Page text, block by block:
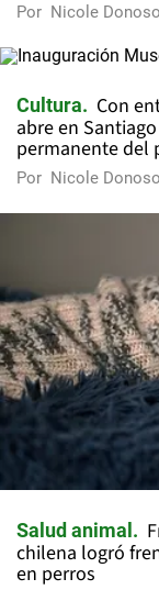
Por Nicole Donoso
Cultura
Con
abre en
permanente del
Por Nicole Donoso
Salud animal
chilena logró
en perros